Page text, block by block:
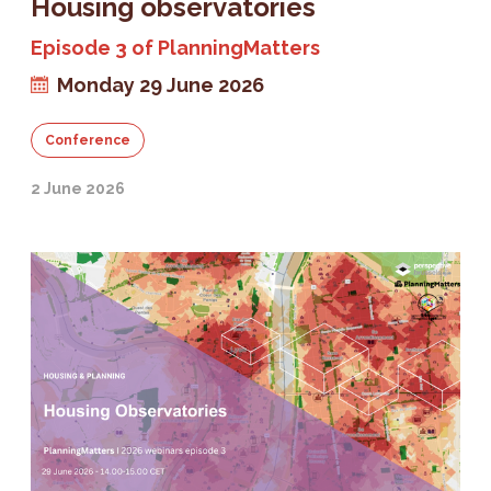
Housing observatories
Episode 3 of PlanningMatters
Monday 29 June 2026
Conference
2 June 2026